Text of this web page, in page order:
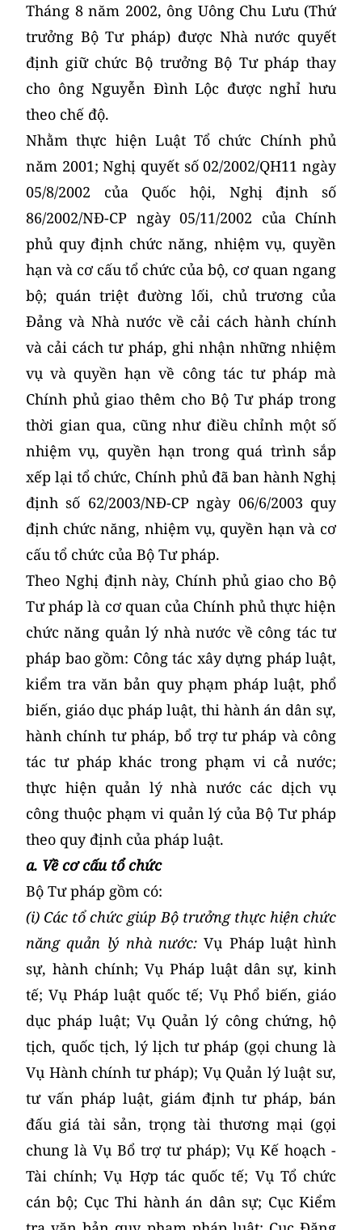
Tháng 8 năm 2002, ông Uông Chu Lưu (Thứ
trưởng Bộ Tư pháp) được Nhà nước quyết
định giữ chức Bộ trưởng Bộ Tư pháp thay
cho ông Nguyễn Đình Lộc được nghỉ hưu
theo chế độ.
Nhằm thực hiện Luật Tổ chức Chính phủ
năm 2001; Nghị quyết số 02/2002/QH11 ngày
05/8/2002 của Quốc hội, Nghị định số
86/2002/NĐ-CP ngày 05/11/2002 của Chính
phủ quy định chức năng, nhiệm vụ, quyền
hạn và cơ cấu tổ chức của bộ, cơ quan ngang
bộ; quán triệt đường lối, chủ trương của
Đảng và Nhà nước về cải cách hành chính
và cải cách tư pháp, ghi nhận những nhiệm
vụ và quyền hạn về công tác tư pháp mà
Chính phủ giao thêm cho Bộ Tư pháp trong
thời gian qua, cũng như điều chỉnh một số
nhiệm vụ, quyền hạn trong quá trình sắp
xếp lại tổ chức, Chính phủ đã ban hành Nghị
định số 62/2003/NĐ-CP ngày 06/6/2003 quy
định chức năng, nhiệm vụ, quyền hạn và cơ
cấu tổ chức của Bộ Tư pháp.
Theo Nghị định này, Chính phủ giao cho Bộ
Tư pháp là cơ quan của Chính phủ thực hiện
chức năng quản lý nhà nước về công tác tư
pháp bao gồm: Công tác xây dựng pháp luật,
kiểm tra văn bản quy phạm pháp luật, phổ
biến, giáo dục pháp luật, thi hành án dân sự,
hành chính tư pháp, bổ trợ tư pháp và công
tác tư pháp khác trong phạm vi cả nước;
thực hiện quản lý nhà nước các dịch vụ
công thuộc phạm vi quản lý của Bộ Tư pháp
theo quy định của pháp luật.
a. Về cơ cấu tổ chức
Bộ Tư pháp gồm có:
(i) Các tổ chức giúp Bộ trưởng thực hiện chức
năng quản lý nhà nước: Vụ Pháp luật hình
sự, hành chính; Vụ Pháp luật dân sự, kinh
tế; Vụ Pháp luật quốc tế; Vụ Phổ biến, giáo
dục pháp luật; Vụ Quản lý công chứng, hộ
tịch, quốc tịch, lý lịch tư pháp (gọi chung là
Vụ Hành chính tư pháp); Vụ Quản lý luật sư,
tư vấn pháp luật, giám định tư pháp, bán
đấu giá tài sản, trọng tài thương mại (gọi
chung là Vụ Bổ trợ tư pháp); Vụ Kế hoạch -
Tài chính; Vụ Hợp tác quốc tế; Vụ Tổ chức
cán bộ; Cục Thi hành án dân sự; Cục Kiểm